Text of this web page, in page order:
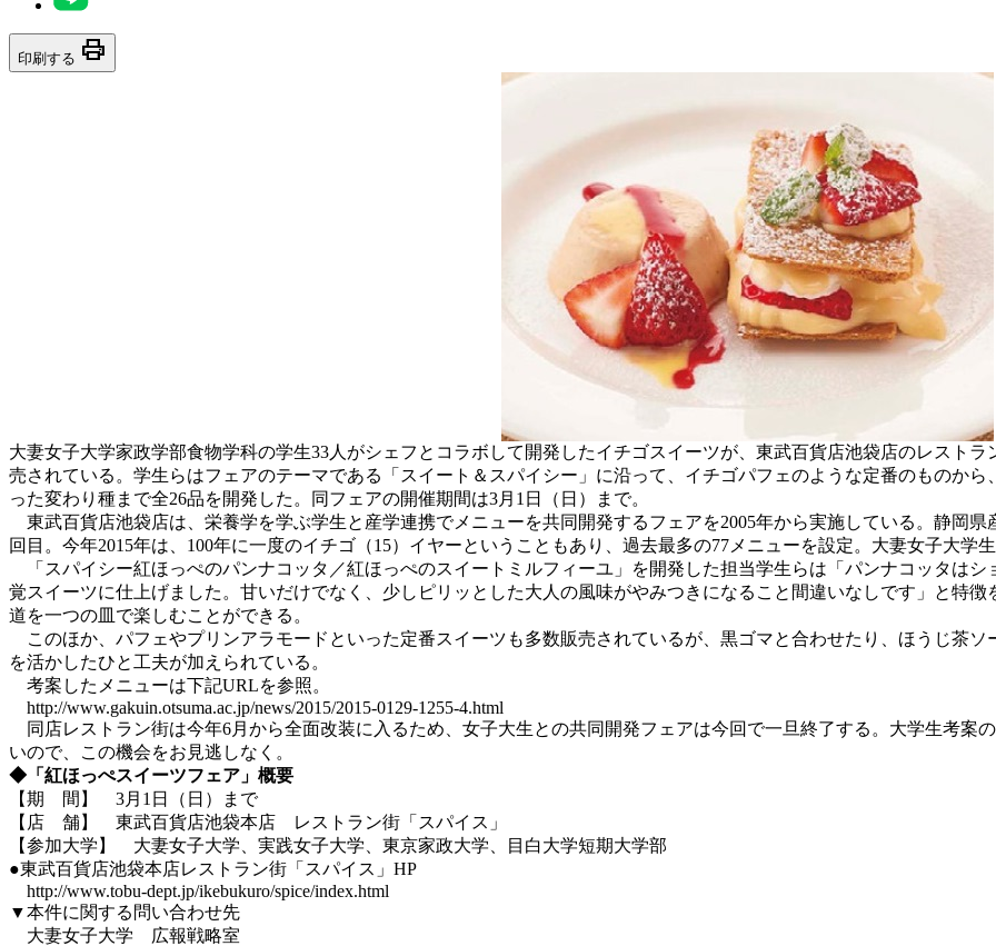
印刷する print
大妻女子大学家政学部食物学科の学生33人がシェフとコラボして開発したイチゴスイーツが、東武百貨店池袋店のレスト
売されている。学生らはフェアのテーマである「スイート＆スパイシー」に沿って、イチゴパフェのような定番のものか
った変わり種まで全26品を開発した。同フェアの開催期間は3月1日（日）まで。
東武百貨店池袋店は、栄養学を学ぶ学生と産学連携でメニューを共同開発するフェアを2005年から実施している。静岡
回目。今年2015年は、100年に一度のイチゴ（15）イヤーということもあり、過去最多の77メニューを設定。大妻女子大学
「スパイシー紅ほっぺのパンナコッタ／紅ほっぺのスイートミルフィーユ」を開発した担当学生らは「パンナコッタは
覚スイーツに仕上げました。甘いだけでなく、少しピリッとした大人の風味がやみつきになること間違いなしです」と特
道を一つの皿で楽しむことができる。
このほか、パフェやプリンアラモードといった定番スイーツも多数販売されているが、黒ゴマと合わせたり、ほうじ茶
を活かしたひと工夫が加えられている。
考案したメニューは下記URLを参照。
http://www.gakuin.otsuma.ac.jp/news/2015/2015-0129-1255-4.html
同店レストラン街は今年6月から全面改装に入るため、女子大生との共同開発フェアは今回で一旦終了する。大学生考案
いので、この機会をお見逃しなく。
◆「紅ほっぺスイーツフェア」概要
【期 間】 3月1日（日）まで
【店 舗】 東武百貨店池袋本店 レストラン街「スパイス」
【参加大学】 大妻女子大学、実践女子大学、東京家政大学、目白大学短期大学部
●東武百貨店池袋本店レストラン街「スパイス」HP
http://www.tobu-dept.jp/ikebukuro/spice/index.html
▼本件に関する問い合わせ先
大妻女子大学 広報戦略室